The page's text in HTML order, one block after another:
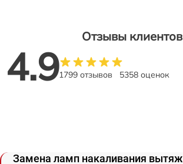
Отзывы клиентов
4.91799 отзывов 5358 оценок
Замена ламп накаливания